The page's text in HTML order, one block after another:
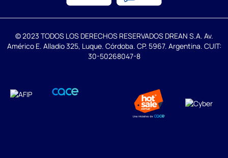
© 2023 TODOS LOS DERECHOS RESERVADOS DREAN S.A. Av.
Américo E. Alladio 325, Luque. Córdoba. CP. 5967. Argentina. CUIT:
30-50268047-8